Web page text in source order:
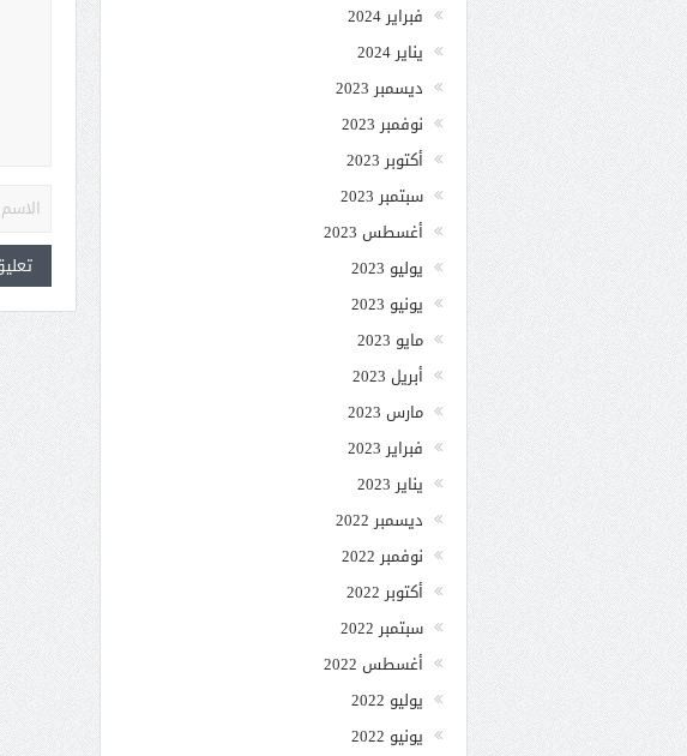
فبراير 2024
يناير 2024
ديسمبر 2023
نوفمبر 2023
أكتوبر 2023
سبتمبر 2023
أغسطس 2023
يوليو 2023
يونيو 2023
مايو 2023
أبريل 2023
مارس 2023
فبراير 2023
يناير 2023
ديسمبر 2022
نوفمبر 2022
أكتوبر 2022
سبتمبر 2022
أغسطس 2022
يوليو 2022
يونيو 2022